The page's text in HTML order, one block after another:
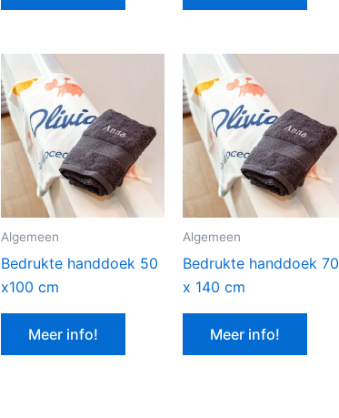
Algemeen
Bedrukte handdoek 50
x100 cm
Meer info!
Algemeen
Bedrukte handdoek 70
x 140 cm
Meer info!